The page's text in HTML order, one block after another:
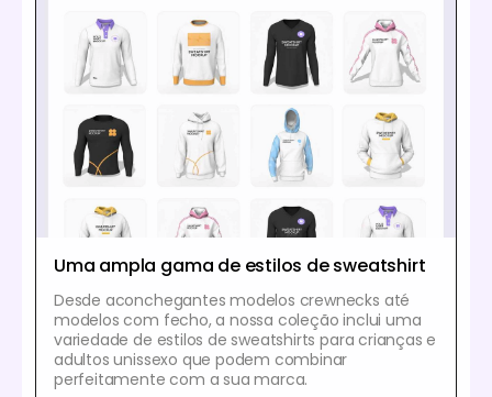
Uma ampla gama de estilos de sweatshirt
Desde aconchegantes modelos crewnecks até
modelos com fecho, a nossa coleção inclui uma
variedade de estilos de sweatshirts para crianças e
adultos unissexo que podem combinar
perfeitamente com a sua marca.